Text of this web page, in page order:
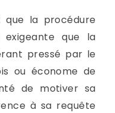
la procédure
exigeante que la
pressé par le
ou économe de
de motiver sa
à sa requête